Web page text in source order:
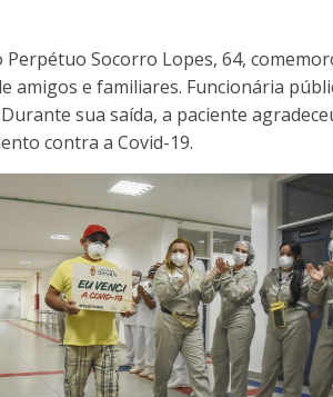
Socorro Lopes, 64,
amigos e familiares. Funcionária
sua saída, a paciente
contra a Covid-19.